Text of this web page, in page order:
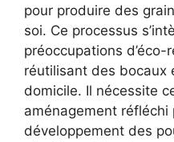
pour produire des
soi. Ce processus
préoccupations
réutilisant des bocaux
domicile. Il nécessite
aménagement
développement des